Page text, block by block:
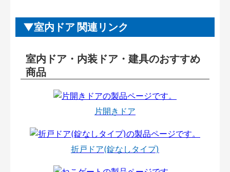
室内ドア 関連リンク
室内ドア・内装ドア・建具のおすすめ
商品
片開きドア
折戸ドア(錠なしタイプ)